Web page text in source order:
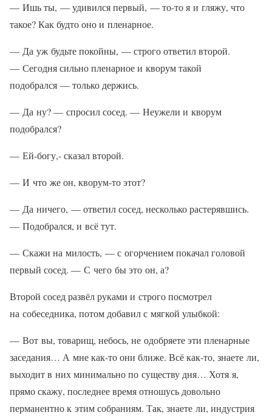
— Ишь ты, — удивился первый, — то-то я и гляжу, что
такое? Как будто оно и пленарное.
— Да уж будьте покойны, — строго ответил второй.
— Сегодня сильно пленарное и кворум такой
подобрался — только держись.
— Да ну? — спросил сосед. — Неужели и кворум
подобрался?
— Ей-богу,- сказал второй.
— И что же он, кворум-то этот?
— Да ничего, — ответил сосед, несколько растерявшись.
— Подобрался, и всё тут.
— Скажи на милость, — с огорчением покачал головой
первый сосед. — С чего бы это он, а?
Второй сосед развёл руками и строго посмотрел
на собеседника, потом добавил с мягкой улыбкой:
— Вот вы, товарищ, небось, не одобряете эти пленарные
заседания… А мне как-то они ближе. Всё как-то, знаете ли,
выходит в них минимально по существу дня… Хотя я,
прямо скажу, последнее время отношусь довольно
перманентно к этим собраниям. Так, знаете ли, индустрия